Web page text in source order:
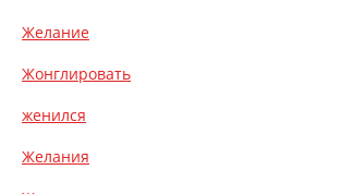
Желание
Жонглировать
женился
Желания